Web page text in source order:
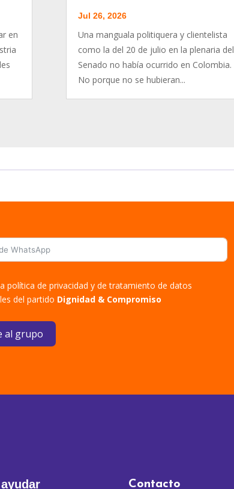
en
Jul 26, 2026
Una manguala politiquera y clientelista
como la del 20 de julio en la plenaria del
Senado no había ocurrido en Colombia.
No porque no se hubieran...
política de privacidad y de tratamiento de datos
del partido Dignidad & Compromiso
al grupo
Contacto